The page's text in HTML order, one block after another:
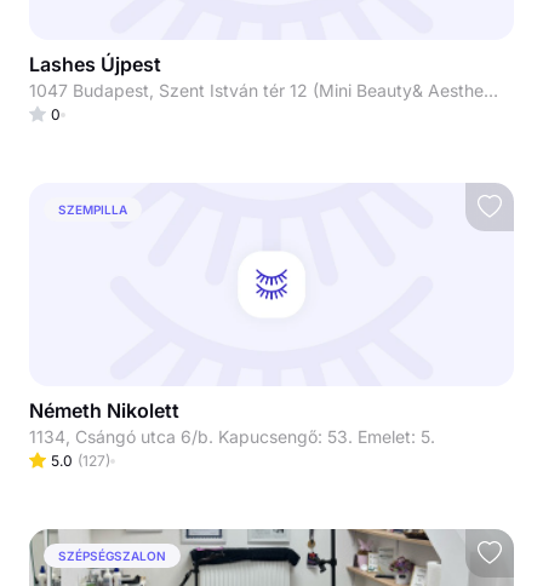
Lashes Újpest
1047 Budapest, Szent István tér 12 (Mini Beauty& Aesthetic)
0
SZEMPILLA
Németh Nikolett
1134, Csángó utca 6/b. Kapucsengő: 53. Emelet: 5.
5.0 (127)
SZÉPSÉGSZALON